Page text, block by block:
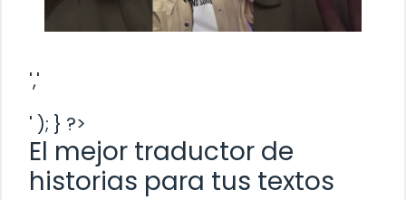
','
' ); } ?>
El mejor traductor de
historias para tus textos